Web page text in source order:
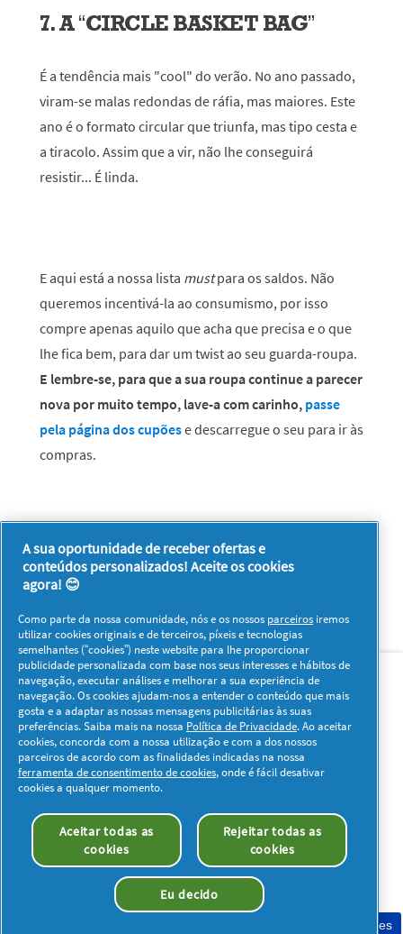
7. A “CIRCLE BASKET BAG”
É a tendência mais "cool" do verão. No ano passado,
viram-se malas redondas de ráfia, mas maiores. Este
ano é o formato circular que triunfa, mas tipo cesta e
a tiracolo. Assim que a vir, não lhe conseguirá
resistir... É linda.
E aqui está a nossa lista mustpara os saldos. Não
queremos incentivá-la ao consumismo, por isso
compre apenas aquilo que acha que precisa e o que
lhe fica bem, para dar um twist ao seu guarda-roupa.
E lembre-se, para que a sua roupa continue a parecer
nova por muito tempo, lave-a com carinho, passe
pela página dos cupõese descarregue o seu para ir às
compras.
Sobre nós Contacto Visitar www.pg.com
Redes Sociais
Os meus dados Privacidade
Sobre os Cookies
Termos e Condições
Declaração de Acessibilidade
© 2026 Procter & Gamble. Todos os direitos reservados. O uso e
acesso à informação presentes neste site estão sujeitos aos
termos e condições definidos no nosso acordo legal.
Consentimento de cookies
A sua oportunidade de receber ofertas e
conteúdos personalizados! Aceite os cookies
agora! 😊
Como parte da nossa comunidade, nós e os nossos parceiros iremos
utilizar cookies originais e de terceiros, píxeis e tecnologias
semelhantes (“cookies”) neste website para lhe proporcionar
publicidade personalizada com base nos seus interesses e hábitos de
navegação, executar análises e melhorar a sua experiência de
navegação. Os cookies ajudam-nos a entender o conteúdo que mais
gosta e a adaptar as nossas mensagens publicitárias às suas
preferências. Saiba mais na nossa Política de Privacidade. Ao aceitar
cookies, concorda com a nossa utilização e com a dos nossos
parceiros de acordo com as finalidades indicadas na nossa
ferramenta de consentimento de cookies, onde é fácil desativar
cookies a qualquer momento.
Aceitar todas as
cookies
Rejeitar todas as
cookies
Eu decido